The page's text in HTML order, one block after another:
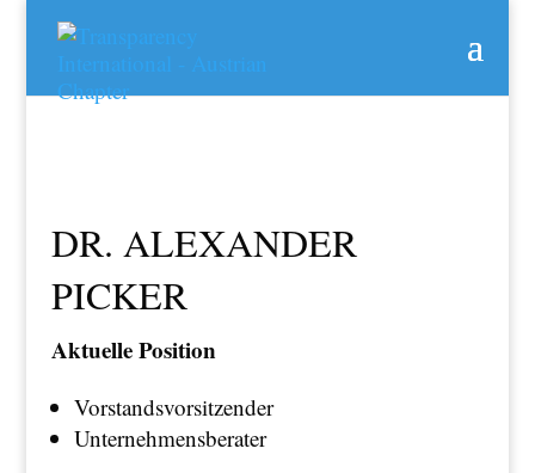
DR. ALEXANDER
PICKER
Aktuelle Position
Vorstandsvorsitzender
Unternehmensberater